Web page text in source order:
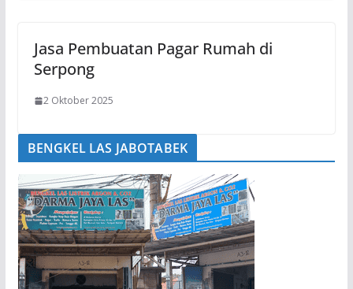
Jasa Pembuatan Pagar Rumah di
Serpong
2 Oktober 2025
BENGKEL LAS JABOTABEK